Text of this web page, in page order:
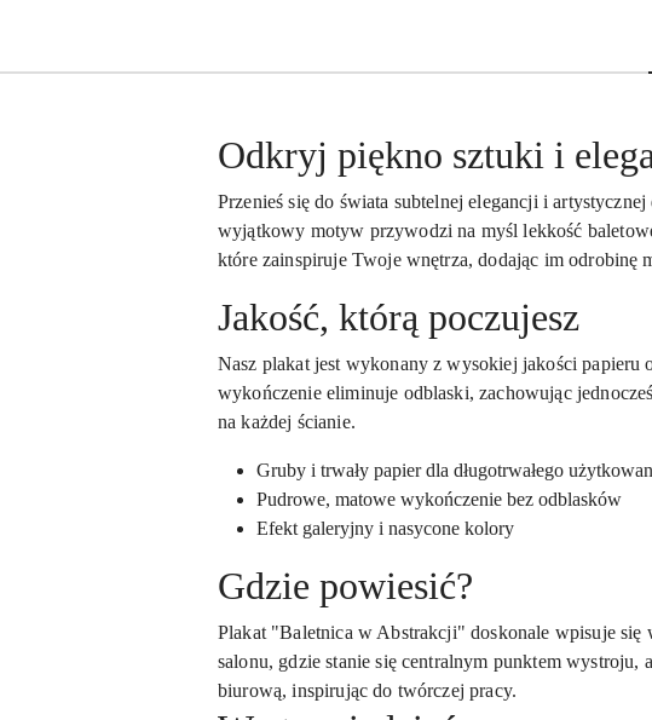
Odkryj piękno sztuki i
Przenieś się do świata subtelnej elegancji i
wyjątkowy motyw przywodzi na myśl lekkość
które zainspiruje Twoje wnętrza, dodając im odrobinę
Jakość, którą poczujesz
Nasz plakat jest wykonany z wysokiej jakości papieru
wykończenie eliminuje odblaski, zachowując
na każdej ścianie.
Gruby i trwały papier dla długotrwałego
Pudrowe, matowe wykończenie bez odblasków
Efekt galeryjny i nasycone kolory
Gdzie powiesić?
Plakat "Baletnica w Abstrakcji" doskonale wpisuje się
salonu, gdzie stanie się centralnym punktem
biurową, inspirując do twórczej pracy.